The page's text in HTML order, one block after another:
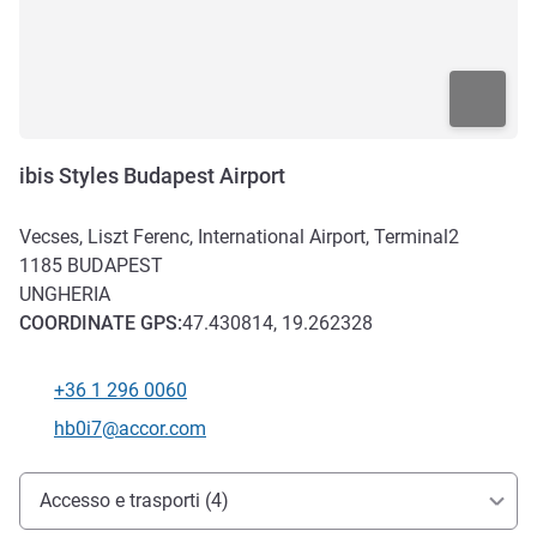
ibis Styles Budapest Airport
Vecses, Liszt Ferenc, International Airport, Terminal2
1185 BUDAPEST
UNGHERIA
COORDINATE GPS:47.430814, 19.262328
Telefono
+36 1 296 0060
E-mail di contatto
hb0i7@accor.com
Accesso e trasporti
Accesso e trasporti (4)